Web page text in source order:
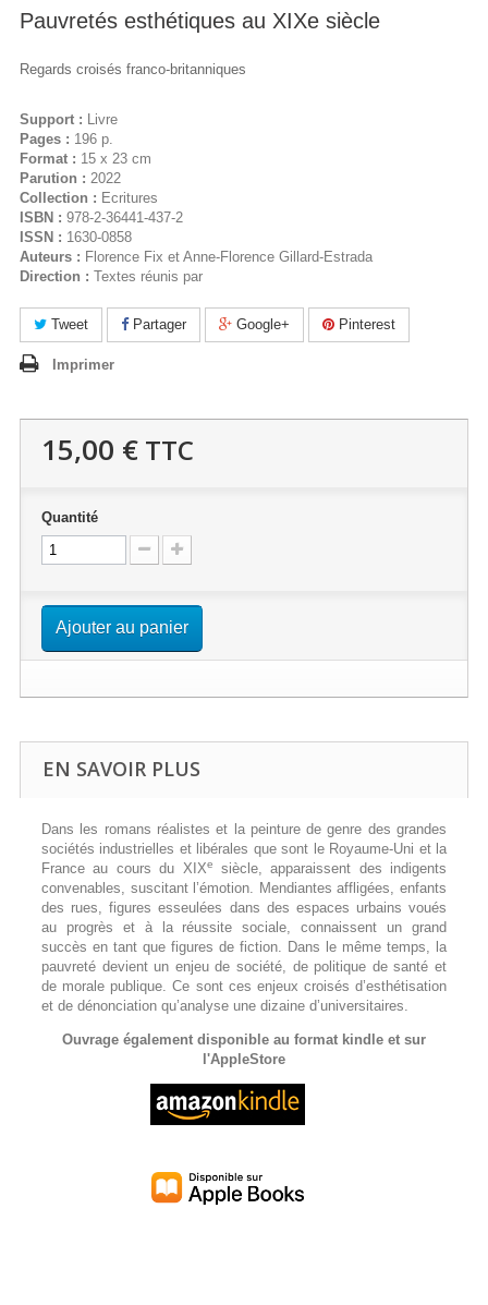
Pauvretés esthétiques au XIXe siècle
Regards croisés franco-britanniques
Support : Livre
Pages : 196 p.
Format : 15 x 23 cm
Parution : 2022
Collection : Ecritures
ISBN : 978-2-36441-437-2
ISSN : 1630-0858
Auteurs : Florence Fix et Anne-Florence Gillard-Estrada
Direction : Textes réunis par
Tweet Partager Google+ Pinterest
Imprimer
15,00 € TTC
Quantité
Ajouter au panier
EN SAVOIR PLUS
Dans les romans réalistes et la peinture de genre des grandes
sociétés industrielles et libérales que sont le Royaume-Uni et la
France au cours du XIXe
siècle, apparaissent des indigents
convenables, suscitant l’émotion. Mendiantes affligées, enfants
des rues, figures esseulées dans des espaces urbains voués
au progrès et à la réussite sociale, connaissent un grand
succès en tant que figures de fiction. Dans le même temps, la
pauvreté devient un enjeu de société, de politique de santé et
de morale publique. Ce sont ces enjeux croisés d’esthétisation
et de dénonciation qu’analyse une dizaine d’universitaires.
Ouvrage également disponible au format kindle et sur
l'AppleStore